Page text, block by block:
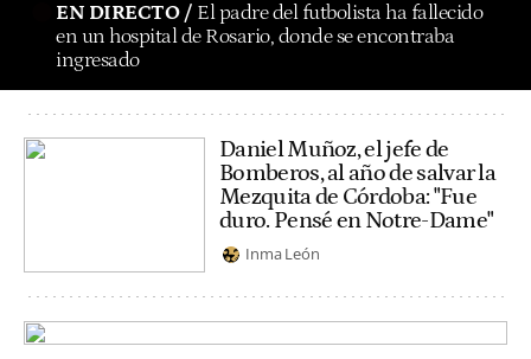
EN DIRECTO / El padre del futbolista ha fallecido
en un hospital de Rosario, donde se encontraba
ingresado
Daniel Muñoz, el jefe de
Bomberos, al año de salvar la
Mezquita de Córdoba: "Fue
duro. Pensé en Notre-Dame"
Inma León